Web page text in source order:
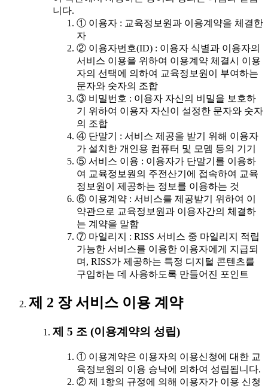
니다.
① 이용자 : 교육정보원과 이용계약을 체결한
자
② 이용자번호(ID) : 이용자 식별과 이용자의
서비스 이용을 위하여 이용계약 체결시 이용
자의 선택에 의하여 교육정보원이 부여하는
문자와 숫자의 조합
③ 비밀번호 : 이용자 자신의 비밀을 보호하
기 위하여 이용자 자신이 설정한 문자와 숫자
의 조합
④ 단말기 : 서비스 제공을 받기 위해 이용자
가 설치한 개인용 컴퓨터 및 모뎀 등의 기기
⑤ 서비스 이용 : 이용자가 단말기를 이용하
여 교육정보원의 주전산기에 접속하여 교육
정보원이 제공하는 정보를 이용하는 것
⑥ 이용계약 : 서비스를 제공받기 위하여 이
약관으로 교육정보원과 이용자간의 체결하
는 계약을 말함
⑦ 마일리지 : RISS 서비스 중 마일리지 적립
가능한 서비스를 이용한 이용자에게 지급되
며, RISS가 제공하는 특정 디지털 콘텐츠를
구입하는 데 사용하도록 만들어진 포인트
제 2 장 서비스 이용 계약
제 5 조 (이용계약의 성립)
① 이용계약은 이용자의 이용신청에 대한 교
육정보원의 이용 승낙에 의하여 성립됩니다.
② 제 1항의 규정에 의해 이용자가 이용 신청